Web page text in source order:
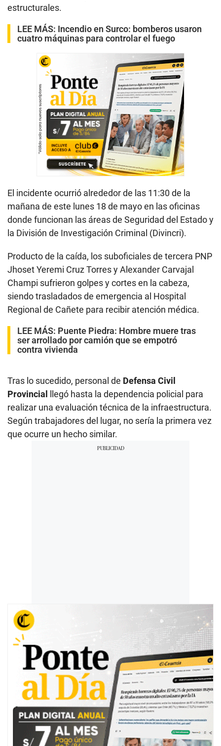
estructurales.
LEE MÁS: Incendio en Surco: bomberos usaron
cuatro máquinas para controlar el fuego
El incidente ocurrió alrededor de las 11:30 de la
mañana de este lunes 18 de mayo en las oficinas
donde funcionan las áreas de Seguridad del Estado y
la División de Investigación Criminal (Divincri).
Producto de la caída, los suboficiales de tercera PNP
Jhoset Yeremi Cruz Torres y Alexander Carvajal
Champi sufrieron golpes y cortes en la cabeza,
siendo trasladados de emergencia al Hospital
Regional de Cañete para recibir atención médica.
LEE MÁS: Puente Piedra: Hombre muere tras
ser arrollado por camión que se empotró
contra vivienda
Tras lo sucedido, personal de Defensa Civil
Provincial llegó hasta la dependencia policial para
realizar una evaluación técnica de la infraestructura.
Según trabajadores del lugar, no sería la primera vez
que ocurre un hecho similar.